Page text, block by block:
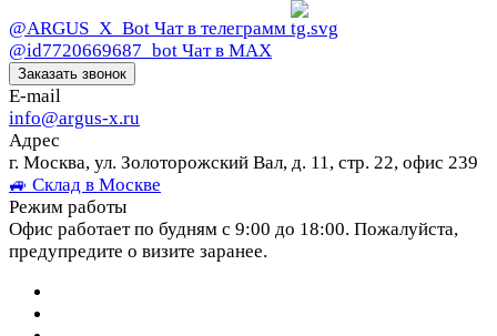
@ARGUS_X_Bot Чат в телеграмм
@id7720669687_bot Чат в МАХ
Заказать звонок
E-mail
info@argus-x.ru
Адрес
г. Москва, ул. Золоторожский Вал, д. 11, стр. 22, офис 239
🚙 Склад в Москве
Режим работы
Офис работает по будням с 9:00 до 18:00. Пожалуйста,
предупредите о визите заранее.